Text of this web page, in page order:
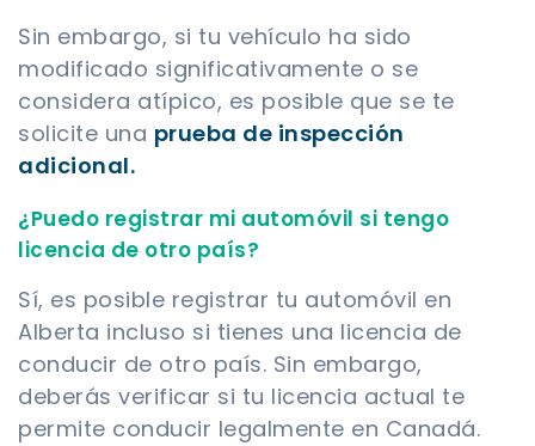
Sin embargo, si tu vehículo ha sido
modificado significativamente o se
considera atípico, es posible que se te
solicite una prueba de inspección
adicional.
¿Puedo registrar mi automóvil si tengo
licencia de otro país?
Sí, es posible registrar tu automóvil en
Alberta incluso si tienes una licencia de
conducir de otro país. Sin embargo,
deberás verificar si tu licencia actual te
permite conducir legalmente en Canadá.